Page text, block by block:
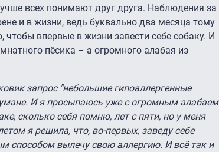
всех понимают друг друга. Наблюдения за
и в жизни, ведь буквально два месяца тому
чтобы впервые в жизни завести себе собаку. И
пёсика – а огромного алабая из
запрос "небольшие гипоаллергенные
И я просыпаюсь уже с огромным алабаем
сколько себя помню, лет с пяти, но у меня
я решила, что, во-первых, заведу себе
способом вылечу свою аллергию. И всё так и